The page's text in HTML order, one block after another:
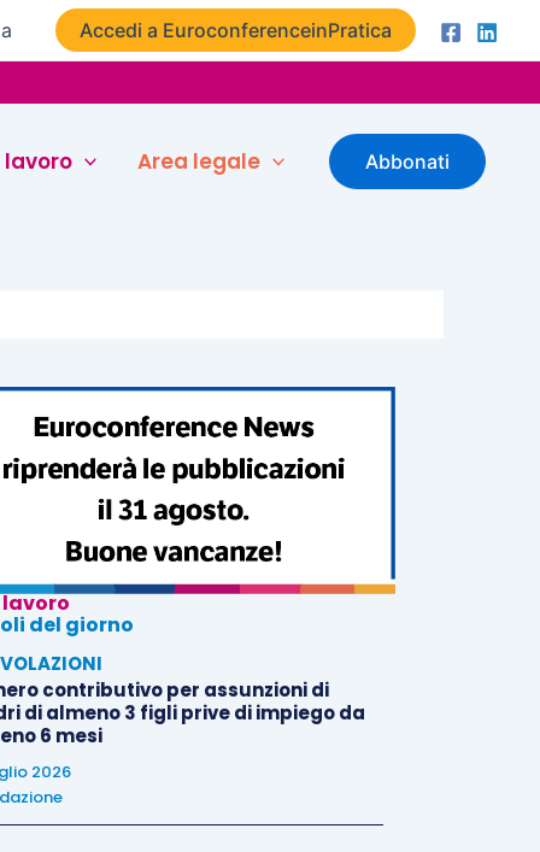
Accedi a EuroconferenceinPratica
lavoro Area legale Abbonati
lavoro
del giorno
contributivo per assunzioni di
di almeno 3 figli prive di impiego da
6 mesi
2026